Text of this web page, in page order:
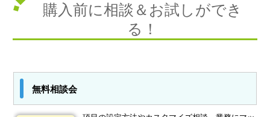
購入前に相談＆お試しができ
る！
無料相談会